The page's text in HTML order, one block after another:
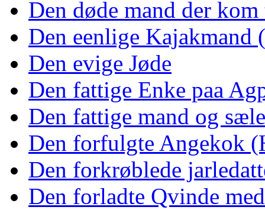
Den døde mand der
Den eenlige Kajakmand
Den evige Jøde
Den fattige Enke paa
Den fattige mand og
Den forfulgte Angekok
Den forkrøblede
Den forladte Qvinde